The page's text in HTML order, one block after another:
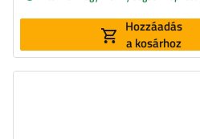
Hozzáadás
a kosárhoz